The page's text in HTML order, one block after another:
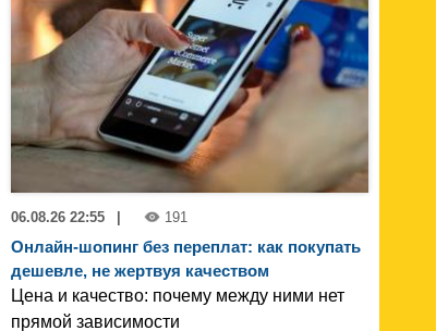
06.08.26 22:55 191
Онлайн-шопинг без переплат: как покупать
дешевле, не жертвуя качеством
Цена и качество: почему между ними нет
прямой зависимости